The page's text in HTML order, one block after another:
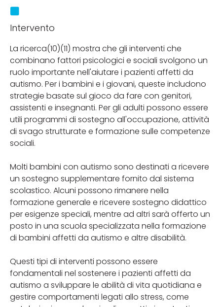
Intervento
La ricerca(10)(11) mostra che gli interventi che
combinano fattori psicologici e sociali svolgono un
ruolo importante nell'aiutare i pazienti affetti da
autismo. Per i bambini e i giovani, queste includono
strategie basate sul gioco da fare con genitori,
assistenti e insegnanti. Per gli adulti possono essere
utili programmi di sostegno all'occupazione, attività
di svago strutturate e formazione sulle competenze
sociali.
Molti bambini con autismo sono destinati a ricevere
un sostegno supplementare fornito dal sistema
scolastico. Alcuni possono rimanere nella
formazione generale e ricevere sostegno didattico
per esigenze speciali, mentre ad altri sarà offerto un
posto in una scuola specializzata nella formazione
di bambini affetti da autismo e altre disabilità.
Questi tipi di interventi possono essere
fondamentali nel sostenere i pazienti affetti da
autismo a sviluppare le abilità di vita quotidiana e
gestire comportamenti legati allo stress, come